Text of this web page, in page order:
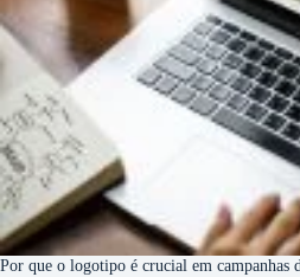
Por que o logotipo é crucial em campanhas